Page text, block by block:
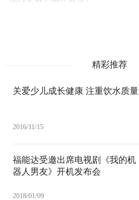
精彩推荐
关爱少儿成长健康 注重饮水质量
2016/11/15
福能达受邀出席电视剧《我的机
器人男友》开机发布会
2018/01/09